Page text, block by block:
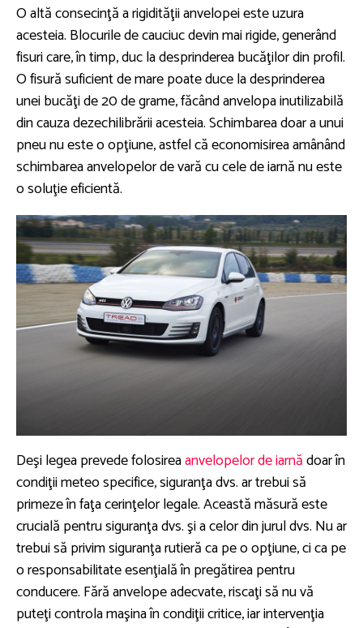
O altă consecinţă a rigidităţii anvelopei este uzura
acesteia. Blocurile de cauciuc devin mai rigide, generând
fisuri care, în timp, duc la desprinderea bucăţilor din profil.
O fisură suficient de mare poate duce la desprinderea
unei bucăţi de 20 de grame, făcând anvelopa inutilizabilă
din cauza dezechilibrării acesteia. Schimbarea doar a unui
pneu nu este o opţiune, astfel că economisirea amânând
schimbarea anvelopelor de vară cu cele de iarnă nu este
o soluţie eficientă.
Deşi legea prevede folosireaanvelopelor de iarnădoar în
condiţii meteo specifice, siguranţa dvs. ar trebui să
primeze în faţa cerinţelor legale. Această măsură este
crucială pentru siguranţa dvs. şi a celor din jurul dvs. Nu ar
trebui să privim siguranţa rutieră ca pe o opţiune, ci ca pe
o responsabilitate esenţială în pregătirea pentru
conducere. Fără anvelope adecvate, riscaţi să nu vă
puteţi controla maşina în condiţii critice, iar intervenţia